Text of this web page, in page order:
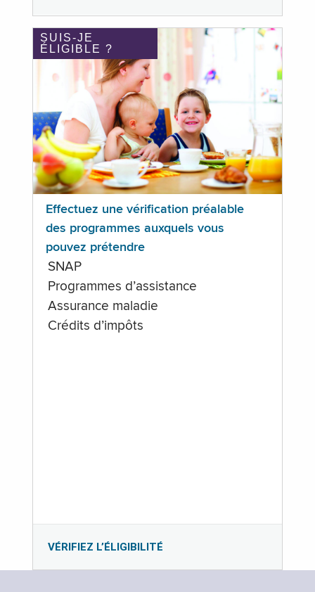
SUIS-JE
ÉLIGIBLE ?
Effectuez une vérification préalable
des programmes auxquels vous
pouvez prétendre
SNAP
Programmes d’assistance
Assurance maladie
Crédits d’impôts
VÉRIFIEZ L’ÉLIGIBILITÉ